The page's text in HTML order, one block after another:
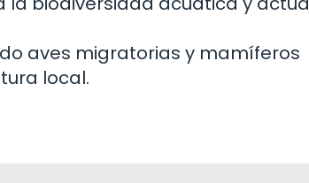
aves migratorias y mamíferos
local.